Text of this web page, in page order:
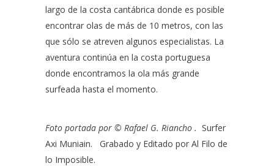
largo de la costa cantábrica donde es posible
encontrar olas de más de 10 metros, con las
que sólo se atreven algunos especialistas. La
aventura continúa en la costa portuguesa
donde encontramos la ola más grande
surfeada hasta el momento.
Foto portada por © Rafael G. Riancho . Surfer
Axi Muniain. Grabado y Editado por Al Filo de
lo Imposible.